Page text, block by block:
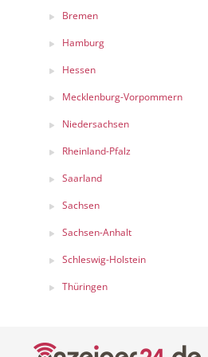
Bremen
Hamburg
Hessen
Mecklenburg-Vorpommern
Niedersachsen
Rheinland-Pfalz
Saarland
Sachsen
Sachsen-Anhalt
Schleswig-Holstein
Thüringen